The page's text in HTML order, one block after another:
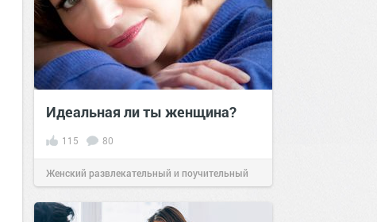
Идеальная ли ты женщина?
115 80
Женский развлекательный и поучительный
сайт. 13:4611 июн 2020